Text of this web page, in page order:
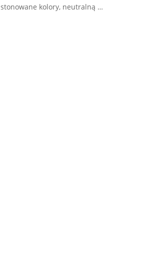
stonowane kolory, neutralną …